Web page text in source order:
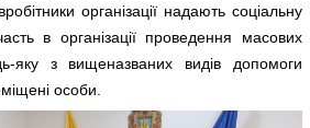
організації надають соціальну
в організації проведення масових
яку з вищеназваних видів допомоги
особи.